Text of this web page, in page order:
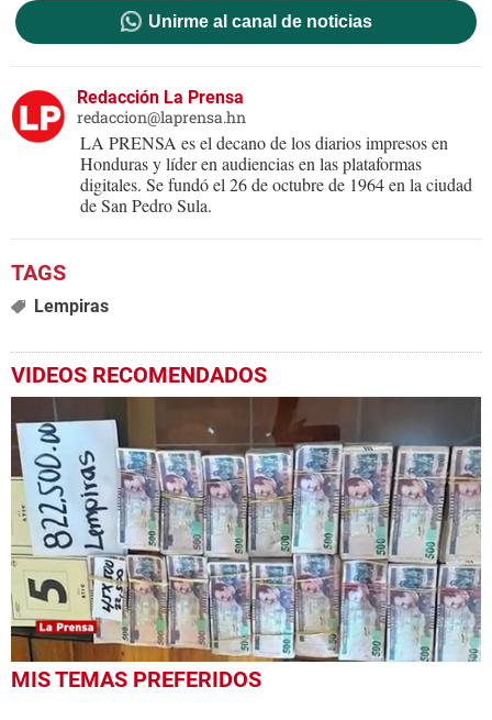
Unirme al canal de noticias
Redacción La Prensa
redaccion@laprensa.hn
LA PRENSA es el decano de los diarios impresos en
Honduras y líder en audiencias en las plataformas
digitales. Se fundó el 26 de octubre de 1964 en la ciudad
de San Pedro Sula.
Lempiras
VIDEOS RECOMENDADOS
0
seconds
MIS TEMAS PREFERIDOS